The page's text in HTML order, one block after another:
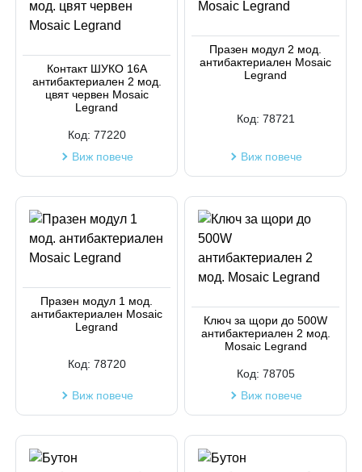
Контакт ШУКО 16A
антибактериален 2 мод.
цвят червен Mosaic
Legrand
Код: 77220
Виж повече
Празен модул 2 мод.
антибактериален Mosaic
Legrand
Код: 78721
Виж повече
Празен модул 1 мод.
антибактериален Mosaic
Legrand
Код: 78720
Виж повече
Ключ за щори до 500W
антибактериален 2 мод.
Mosaic Legrand
Код: 78705
Виж повече